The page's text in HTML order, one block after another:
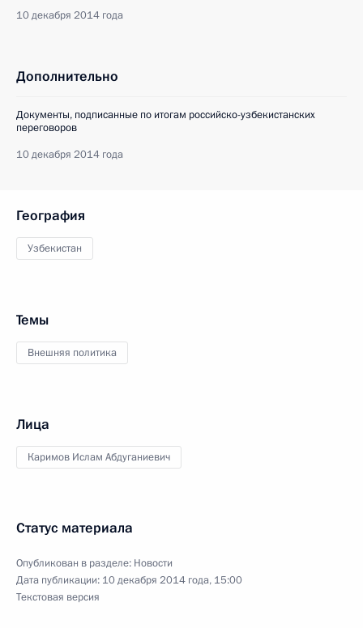
10 декабря 2014 года
Дополнительно
Документы, подписанные по итогам российско-узбекистанских
переговоров
10 декабря 2014 года
География
Узбекистан
Темы
Внешняя политика
Лица
Каримов Ислам Абдуганиевич
Статус материала
Опубликован в разделе: Новости
Дата публикации: 10 декабря 2014 года, 15:00
Текстовая версия